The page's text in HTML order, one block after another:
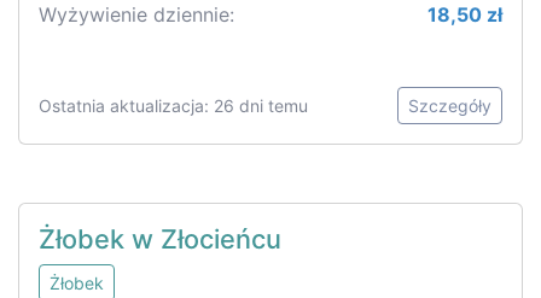
Wyżywienie dziennie:
18,50 zł
Ostatnia aktualizacja: 26 dni temu Szczegóły
Żłobek w Złocieńcu
Żłobek